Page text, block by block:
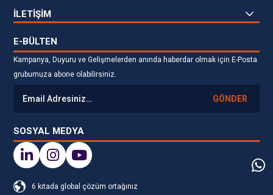
İLETİŞİM
E-BÜLTEN
Kampanya, Duyuru ve Gelişmelerden anında haberdar olmak için E-Posta
grubumuza abone olabilirsiniz.
GÖNDER
SOSYAL MEDYA
6 kıtada global çözüm ortağınız